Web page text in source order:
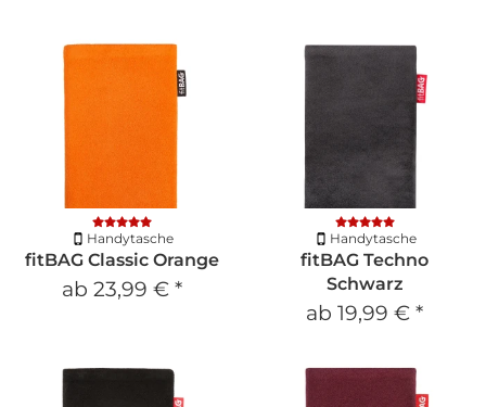
Handytasche
fitBAG Classic Orange
ab 23,99 € *
Handytasche
fitBAG Techno
Schwarz
ab 19,99 € *